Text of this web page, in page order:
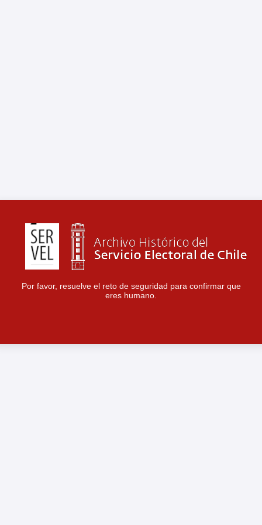
Por favor, resuelve el reto de seguridad para confirmar que
eres humano.